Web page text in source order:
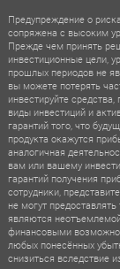
Предупреждение о
сопряжена с высоким
Прежде чем принять
инвестиционные цели,
прошлых периодов не
вы можете потерять
инвестируйте
виды инвестиций и
гарантий того, что
продукта окажутся
аналогичная
вам или вашему
гарантий получения
сотрудники,
не могут
являются
финансовыми
любых понесённых
снизиться вследствие